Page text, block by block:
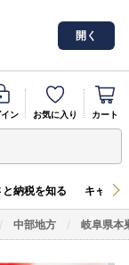
開く
ン お気に入り カート
納税を知る キャン
中部地方 岐阜県本